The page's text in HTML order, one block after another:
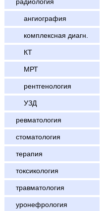
ангиография
комплексная диагн.
КТ
МРТ
рентгенология
УЗД
ревматология
стоматология
терапия
токсикология
травматология
уронефрология